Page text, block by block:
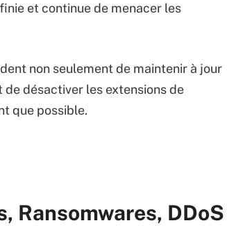
et continue de menacer les
non seulement de maintenir à jour
désactiver les extensions de
que possible.
Ransomwares, DDoS